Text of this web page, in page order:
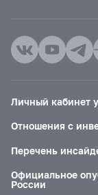
Личный кабинет
Отношения с
Перечень
Официальное
России